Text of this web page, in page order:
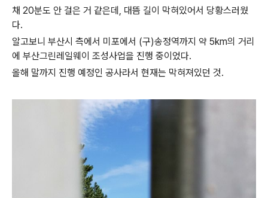
채 20분도 안 걸은 거 같은데, 대뜸 길이 막혀있어서 당황스러웠
다.
알고보니 부산시 측에서 미포에서 (구)송정역까지 약 5km의 거리
에 부산그린레일웨이 조성사업을 진행 중이었다.
올해 말까지 진행 예정인 공사라서 현재는 막혀져있던 것.